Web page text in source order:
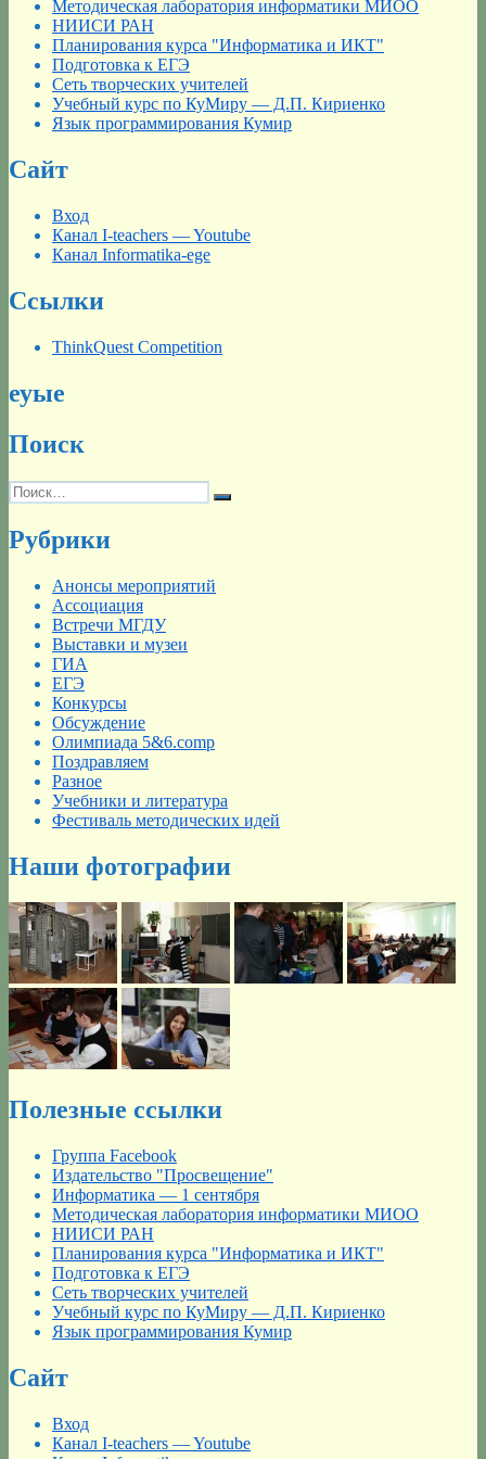
Методическая лаборатория информатики МИОО
НИИСИ РАН
Планирования курса "Информатика и ИКТ"
Подготовка к ЕГЭ
Сеть творческих учителей
Учебный курс по КуМиру — Д.П. Кириенко
Язык программирования Кумир
Сайт
Вход
Канал I-teachers — Youtube
Канал Informatika-ege
Ссылки
ThinkQuest Competition
еуые
Поиск
Искать:
Поиск
Рубрики
Анонсы мероприятий
Ассоциация
Встречи МГДУ
Выставки и музеи
ГИА
ЕГЭ
Конкурсы
Обсуждение
Олимпиада 5&6.comp
Поздравляем
Разное
Учебники и литература
Фестиваль методических идей
Наши фотографии
Полезные ссылки
Группа Facebook
Издательство "Просвещение"
Информатика — 1 сентября
Методическая лаборатория информатики МИОО
НИИСИ РАН
Планирования курса "Информатика и ИКТ"
Подготовка к ЕГЭ
Сеть творческих учителей
Учебный курс по КуМиру — Д.П. Кириенко
Язык программирования Кумир
Сайт
Вход
Канал I-teachers — Youtube